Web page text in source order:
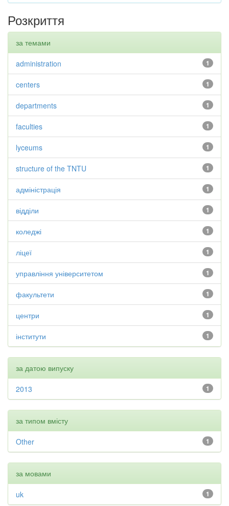
Розкриття
за темами
1
administration
1
centers
1
departments
1
faculties
1
lyceums
1
structure of the TNTU
1
адміністрація
1
відділи
1
коледжі
1
ліцеї
1
управління університетом
1
факультети
1
центри
1
інститути
за датою випуску
1
2013
за типом вмісту
1
Other
за мовами
1
uk